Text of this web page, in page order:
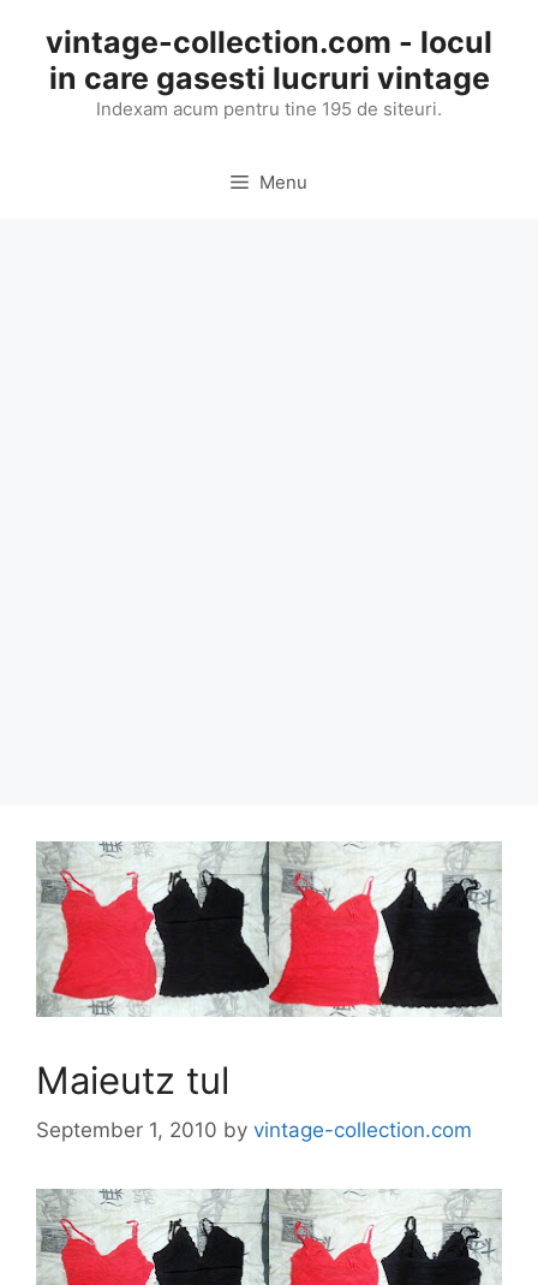
content
vintage-collection.com - locul
in care gasesti lucruri vintage
Indexam acum pentru tine 195 de siteuri.
Menu
Maieutz tul
September 1, 2010 by vintage-collection.com